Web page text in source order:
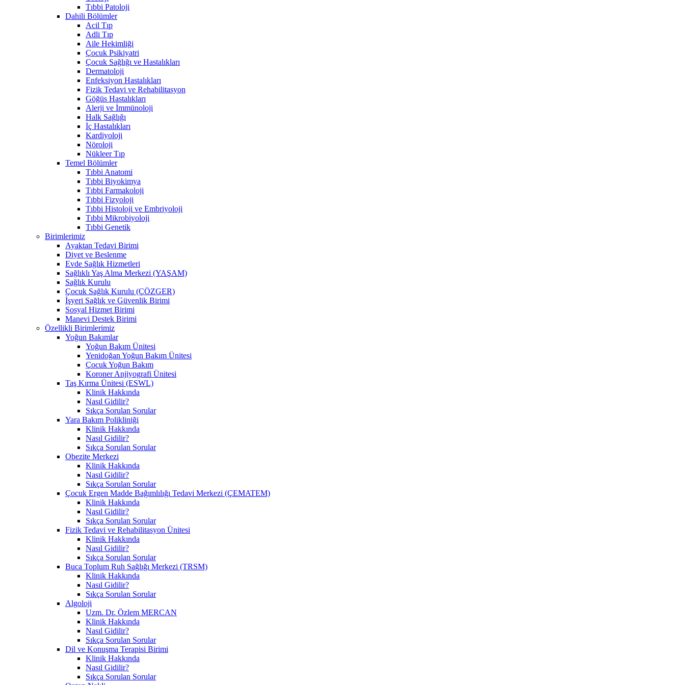
Tıbbi Patoloji
Dahili Bölümler
Acil Tıp
Adli Tıp
Aile Hekimliği
Çocuk Psikiyatri
Çocuk Sağlığı ve Hastalıkları
Dermatoloji
Enfeksiyon Hastalıkları
Fizik Tedavi ve Rehabilitasyon
Göğüs Hastalıkları
Alerji ve İmmünoloji
Halk Sağlığı
İç Hastalıkları
Kardiyoloji
Nöroloji
Nükleer Tıp
Temel Bölümler
Tıbbi Anatomi
Tıbbi Biyokimya
Tıbbi Farmakoloji
Tıbbi Fizyoloji
Tıbbi Histoloji ve Embriyoloji
Tıbbi Mikrobiyoloji
Tıbbi Genetik
Birimlerimiz
Ayaktan Tedavi Birimi
Diyet ve Beslenme
Evde Sağlık Hizmetleri
Sağlıklı Yaş Alma Merkezi (YAŞAM)
Sağlık Kurulu
Çocuk Sağlık Kurulu (ÇÖZGER)
İşyeri Sağlık ve Güvenlik Birimi
Sosyal Hizmet Birimi
Manevi Destek Birimi
Özellikli Birimlerimiz
Yoğun Bakımlar
Yoğun Bakım Ünitesi
Yenidoğan Yoğun Bakım Ünitesi
Çocuk Yoğun Bakım
Koroner Anjiyografi Ünitesi
Taş Kırma Ünitesi (ESWL)
Klinik Hakkında
Nasıl Gidilir?
Sıkça Sorulan Sorular
Yara Bakım Polikliniği
Klinik Hakkında
Nasıl Gidilir?
Sıkça Sorulan Sorular
Obezite Merkezi
Klinik Hakkında
Nasıl Gidilir?
Sıkça Sorulan Sorular
Çocuk Ergen Madde Bağımlılığı Tedavi Merkezi (ÇEMATEM)
Klinik Hakkında
Nasıl Gidilir?
Sıkça Sorulan Sorular
Fizik Tedavi ve Rehabilitasyon Ünitesi
Klinik Hakkında
Nasıl Gidilir?
Sıkça Sorulan Sorular
Buca Toplum Ruh Sağlığı Merkezi (TRSM)
Klinik Hakkında
Nasıl Gidilir?
Sıkça Sorulan Sorular
Algoloji
Uzm. Dr. Özlem MERCAN
Klinik Hakkında
Nasıl Gidilir?
Sıkça Sorulan Sorular
Dil ve Konuşma Terapisi Birimi
Klinik Hakkında
Nasıl Gidilir?
Sıkça Sorulan Sorular